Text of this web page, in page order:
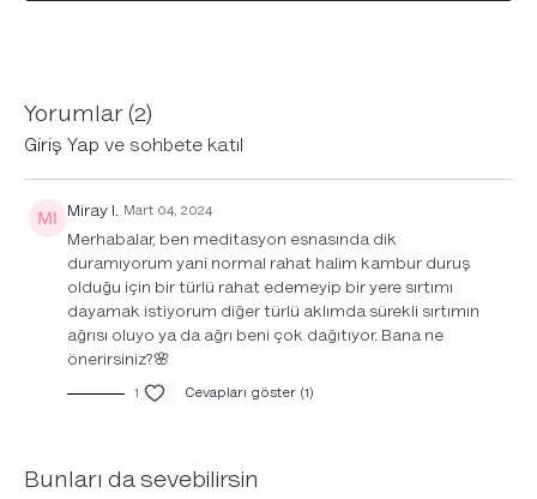
Yorumlar (2)
Giriş Yap ve sohbete katıl
Miray I. Mart 04, 2024
Merhabalar, ben meditasyon esnasında dik
duramıyorum yani normal rahat halim kambur duruş
olduğu için bir türlü rahat edemeyip bir yere sırtımı
dayamak istiyorum diğer türlü aklımda sürekli sırtımın
ağrısı oluyo ya da ağrı beni çok dağıtıyor. Bana ne
önerirsiniz?🌸
1 Cevapları göster (1)
Bunları da sevebilirsin